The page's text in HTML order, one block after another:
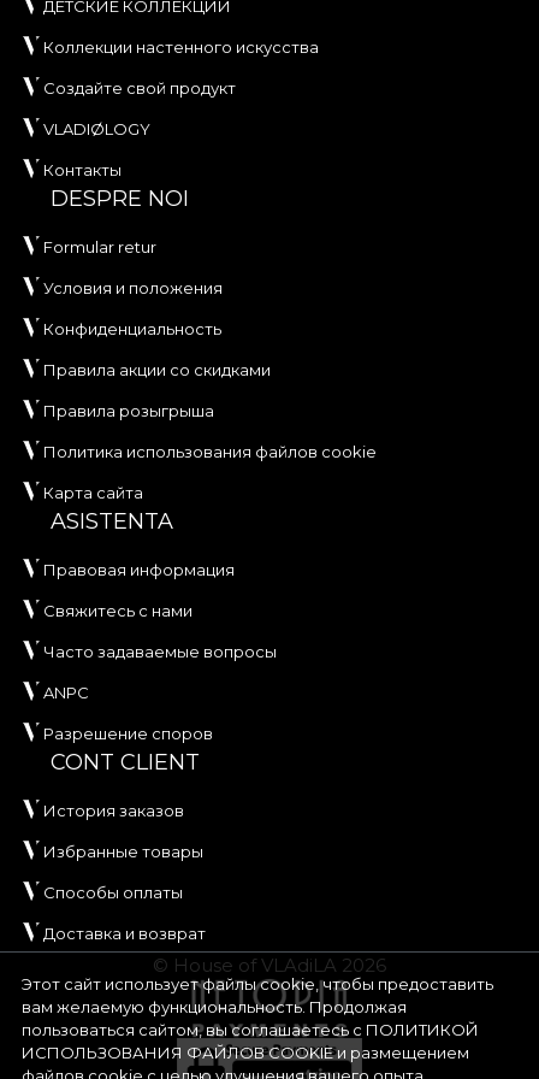
Этот сайт использует файлы cookie, чтобы предоставить
вам желаемую функциональность. Продолжая
пользоваться сайтом, вы соглашаетесь с ПОЛИТИКОЙ
ИСПОЛЬЗОВАНИЯ ФАЙЛОВ COOKIEи размещением
ДЕТСКИЕ КОЛЛЕКЦИИ
Коллекции настенного искусства
Создайте свой продукт
VLADIØLOGY
Контакты
DESPRE NOI
Formular retur
Условия и положения
Конфиденциальность
Правила акции со скидками
Правила розыгрыша
Политика использования файлов cookie
Карта сайта
ASISTENTA
Правовая информация
Свяжитесь с нами
Часто задаваемые вопросы
ANPC
Разрешение споров
CONT CLIENT
История заказов
Избранные товары
Способы оплаты
Доставка и возврат
© House of VLAdiLA 2026